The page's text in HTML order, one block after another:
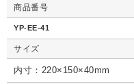
クッション封筒（ネ
コポス最大）※A4
不可
1枚 21.1円～
【広告入
（高さ3
クッション封筒（ネ
不可
1枚 21.1円～
クッション封筒（ネ
コポス最大）※A4
不可
1枚 21.1円～
イズ 段
商品番号
YP-EE-41
サイズ
内寸：220×150×40mm